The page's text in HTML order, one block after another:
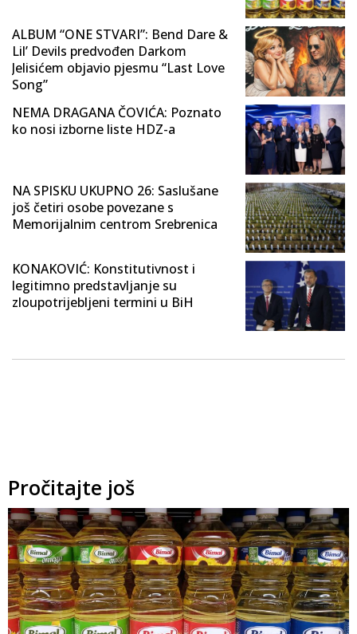
ALBUM “ONE STVARI”: Bend Dare &
Lil’ Devils predvođen Darkom
Jelisićem objavio pjesmu “Last Love
Song”
NEMA DRAGANA ČOVIĆA: Poznato
ko nosi izborne liste HDZ-a
NA SPISKU UKUPNO 26: Saslušane
još četiri osobe povezane s
Memorijalnim centrom Srebrenica
KONAKOVIĆ: Konstitutivnost i
legitimno predstavljanje su
zloupotrijebljeni termini u BiH
Pročitajte još